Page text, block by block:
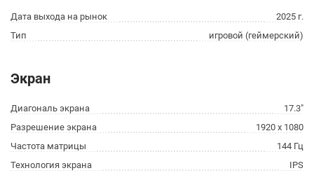
Дата выхода на рынок
2025 г.
Тип
игровой (геймерский)
Экран
Диагональ экрана
17.3"
Разрешение экрана
1920 x 1080
Частота матрицы
144 Гц
Технология экрана
IPS